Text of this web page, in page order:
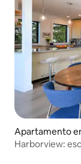
Apartamento
Harborview: